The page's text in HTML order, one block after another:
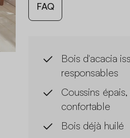
FAQ
Bois d'acacia
responsables
Coussins
confortable
Bois déjà huilé